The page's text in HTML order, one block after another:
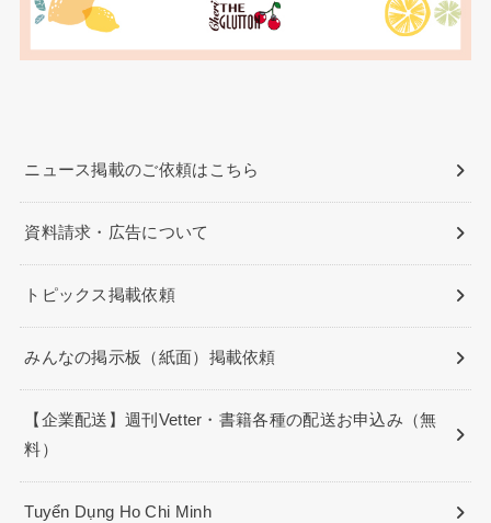
ニュース掲載のご依頼はこちら
資料請求・広告について
トピックス掲載依頼
みんなの掲示板（紙面）掲載依頼
【企業配送】週刊Vetter・書籍各種の配送お申込み（無
料）
Tuyển Dụng Ho Chi Minh